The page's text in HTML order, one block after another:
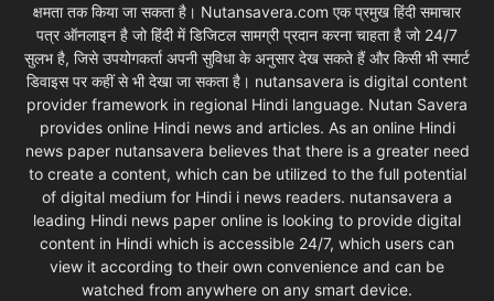
क्षमता तक किया जा सकता है। Nutansavera.com एक प्रमुख हिंदी समाचार
पत्र ऑनलाइन है जो हिंदी में डिजिटल सामग्री प्रदान करना चाहता है जो 24/7
सुलभ है, जिसे उपयोगकर्ता अपनी सुविधा के अनुसार देख सकते हैं और किसी भी स्मार्ट
डिवाइस पर कहीं से भी देखा जा सकता है। nutansavera is digital content
provider framework in regional Hindi language. Nutan Savera
provides online Hindi news and articles. As an online Hindi
news paper nutansavera believes that there is a greater need
to create a content, which can be utilized to the full potential
of digital medium for Hindi i news readers. nutansavera a
leading Hindi news paper online is looking to provide digital
content in Hindi which is accessible 24/7, which users can
view it according to their own convenience and can be
watched from anywhere on any smart device.